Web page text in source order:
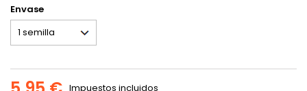
Envase
Impuestos incluidos